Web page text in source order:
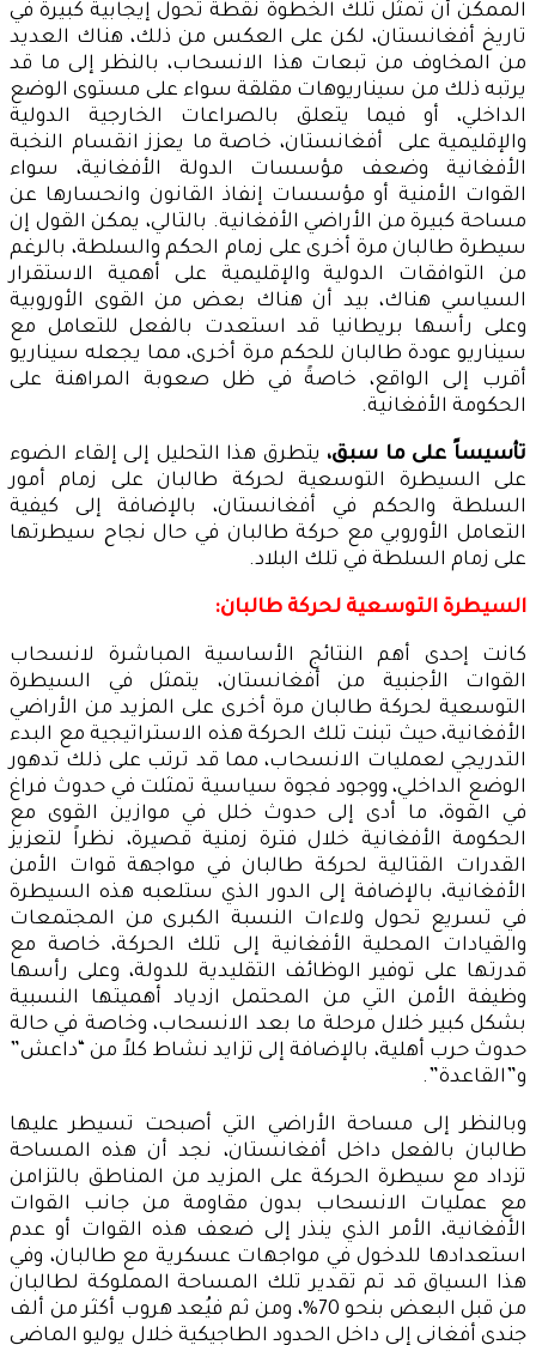
الممكن أن تمثل تلك الخطوة نقطة تحول إيجابية كبيرة في
تاريخ أفغانستان، لكن على العكس من ذلك، هناك العديد
من المخاوف من تبعات هذا الانسحاب، بالنظر إلى ما قد
يرتبه ذلك من سيناريوهات مقلقة سواء على مستوى الوضع
الداخلي، أو فيما يتعلق بالصراعات الخارجية الدولية
والإقليمية على أفغانستان، خاصة ما يعزز انقسام النخبة
الأفغانية وضعف مؤسسات الدولة الأفغانية، سواء
القوات الأمنية أو مؤسسات إنفاذ القانون وانحسارها عن
مساحة كبيرة من الأراضي الأفغانية. بالتالي، يمكن القول إن
سيطرة طالبان مرة أخرى على زمام الحكم والسلطة، بالرغم
من التوافقات الدولية والإقليمية على أهمية الاستقرار
السياسي هناك، بيد أن هناك بعض من القوى الأوروبية
وعلى رأسها بريطانيا قد استعدت بالفعل للتعامل مع
سيناريو عودة طالبان للحكم مرة أخرى، مما يجعله سيناريو
أقرب إلى الواقع، خاصةً في ظل صعوبة المراهنة على
الحكومة الأفغانية.
تأسيساً على ما سبق، يتطرق هذا التحليل إلى إلقاء الضوء
على السيطرة التوسعية لحركة طالبان على زمام أمور
السلطة والحكم في أفغانستان، بالإضافة إلى كيفية
التعامل الأوروبي مع حركة طالبان في حال نجاح سيطرتها
على زمام السلطة في تلك البلاد.
السيطرة التوسعية لحركة طالبان:
كانت إحدى أهم النتائج الأساسية المباشرة لانسحاب
القوات الأجنبية من أفغانستان، يتمثل في السيطرة
التوسعية لحركة طالبان مرة أخرى على المزيد من الأراضي
الأفغانية، حيث تبنت تلك الحركة هذه الاستراتيجية مع البدء
التدريجي لعمليات الانسحاب، مما قد ترتب على ذلك تدهور
الوضع الداخلي، ووجود فجوة سياسية تمثلت في حدوث فراغ
في القوة، ما أدى إلى حدوث خلل في موازين القوى مع
الحكومة الأفغانية خلال فترة زمنية قصيرة، نظراً لتعزيز
القدرات القتالية لحركة طالبان في مواجهة قوات الأمن
الأفغانية، بالإضافة إلى الدور الذي ستلعبه هذه السيطرة
في تسريع تحول ولاءات النسبة الكبرى من المجتمعات
والقيادات المحلية الأفغانية إلى تلك الحركة، خاصة مع
قدرتها على توفير الوظائف التقليدية للدولة، وعلى رأسها
وظيفة الأمن التي من المحتمل ازدياد أهميتها النسبية
بشكل كبير خلال مرحلة ما بعد الانسحاب، وخاصة في حالة
حدوث حرب أهلية، بالإضافة إلى تزايد نشاط كلاً من “داعش”
و”القاعدة”.
وبالنظر إلى مساحة الأراضي التي أصبحت تسيطر عليها
طالبان بالفعل داخل أفغانستان، نجد أن هذه المساحة
تزداد مع سيطرة الحركة على المزيد من المناطق بالتزامن
مع عمليات الانسحاب بدون مقاومة من جانب القوات
الأفغانية، الأمر الذي ينذر إلى ضعف هذه القوات أو عدم
استعدادها للدخول في مواجهات عسكرية مع طالبان، وفي
هذا السياق قد تم تقدير تلك المساحة المملوكة لطالبان
من قبل البعض بنحو 70%، ومن ثم فيُعد هروب أكثر من ألف
جندي أفغاني إلى داخل الحدود الطاجيكية خلال يوليو الماضي